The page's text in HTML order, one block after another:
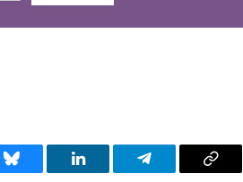
Bluesky LinkedIn Telegram Copy